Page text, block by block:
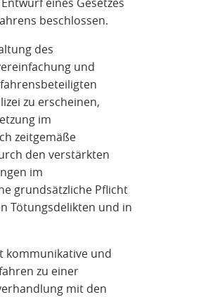
beschlossen.
des
und
zu erscheinen,
im
zeitgemäße
den verstärkten
im
grundsätzliche Pflicht
Tötungsdelikten und in
kommunikative und
zu einer
mit den